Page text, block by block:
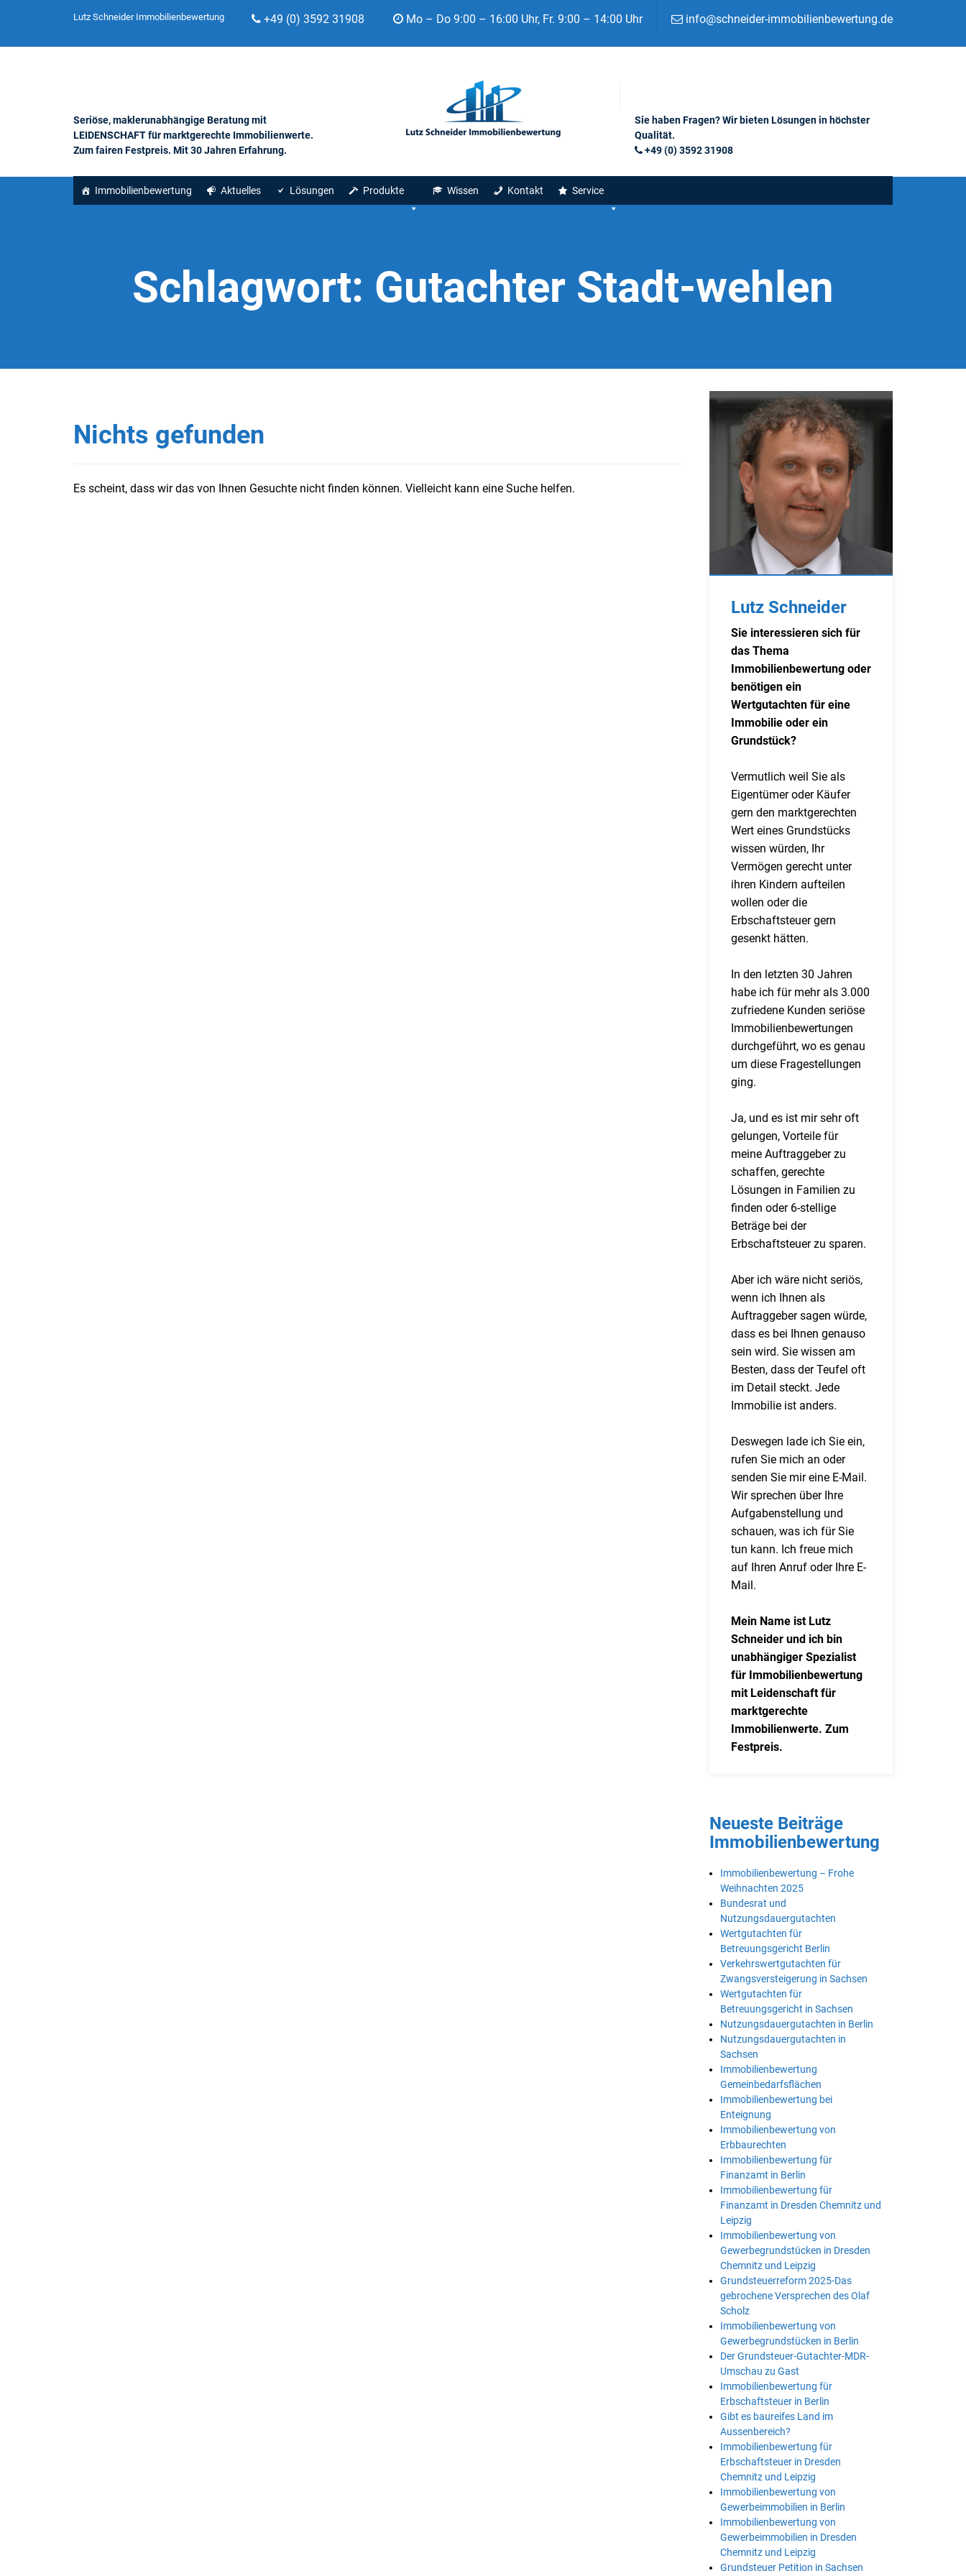
Lutz Schneider Immobilienbewertung +49 (0) 3592 31908 Mo – Do 9:00 – 16:00 Uhr, Fr. 9:00 – 14:00 Uhr info@schneider-immobilienbewertung.de
Seriöse, maklerunabhängige Beratung mit
LEIDENSCHAFT für marktgerechte Immobilienwerte.
Zum fairen Festpreis. Mit 30 Jahren Erfahrung.
Sie haben Fragen? Wir bieten Lösungen in höchster
Qualität.
+49 (0) 3592 31908
Immobilienbewertung Aktuelles Lösungen Produkte Wissen Kontakt Service
Schlagwort: Gutachter Stadt-wehlen
Nichts gefunden
Es scheint, dass wir das von Ihnen Gesuchte nicht finden können. Vielleicht kann eine Suche helfen.
Lutz Schneider
Sie interessieren sich für
das Thema
Immobilienbewertung oder
benötigen ein
Wertgutachten für eine
Immobilie oder ein
Grundstück?
Vermutlich weil Sie als
Eigentümer oder Käufer
gern den marktgerechten
Wert eines Grundstücks
wissen würden, Ihr
Vermögen gerecht unter
ihren Kindern aufteilen
wollen oder die
Erbschaftsteuer gern
gesenkt hätten.
In den letzten 30 Jahren
habe ich für mehr als 3.000
zufriedene Kunden seriöse
Immobilienbewertungen
durchgeführt, wo es genau
um diese Fragestellungen
ging.
Ja, und es ist mir sehr oft
gelungen, Vorteile für
meine Auftraggeber zu
schaffen, gerechte
Lösungen in Familien zu
finden oder 6-stellige
Beträge bei der
Erbschaftsteuer zu sparen.
Aber ich wäre nicht seriös,
wenn ich Ihnen als
Auftraggeber sagen würde,
dass es bei Ihnen genauso
sein wird. Sie wissen am
Besten, dass der Teufel oft
im Detail steckt. Jede
Immobilie ist anders.
Deswegen lade ich Sie ein,
rufen Sie mich an oder
senden Sie mir eine E-Mail.
Wir sprechen über Ihre
Aufgabenstellung und
schauen, was ich für Sie
tun kann. Ich freue mich
auf Ihren Anruf oder Ihre E-
Mail.
Mein Name ist Lutz
Schneider und ich bin
unabhängiger Spezialist
für Immobilienbewertung
mit Leidenschaft für
marktgerechte
Immobilienwerte. Zum
Festpreis.
Neueste Beiträge
Immobilienbewertung
Immobilienbewertung – Frohe
Weihnachten 2025
Bundesrat und
Nutzungsdauergutachten
Wertgutachten für
Betreuungsgericht Berlin
Verkehrswertgutachten für
Zwangsversteigerung in Sachsen
Wertgutachten für
Betreuungsgericht in Sachsen
Nutzungsdauergutachten in Berlin
Nutzungsdauergutachten in
Sachsen
Immobilienbewertung
Gemeinbedarfsflächen
Immobilienbewertung bei
Enteignung
Immobilienbewertung von
Erbbaurechten
Immobilienbewertung für
Finanzamt in Berlin
Immobilienbewertung für
Finanzamt in Dresden Chemnitz und
Leipzig
Immobilienbewertung von
Gewerbegrundstücken in Dresden
Chemnitz und Leipzig
Grundsteuerreform 2025-Das
gebrochene Versprechen des Olaf
Scholz
Immobilienbewertung von
Gewerbegrundstücken in Berlin
Der Grundsteuer-Gutachter-MDR-
Umschau zu Gast
Immobilienbewertung für
Erbschaftsteuer in Berlin
Gibt es baureifes Land im
Aussenbereich?
Immobilienbewertung für
Erbschaftsteuer in Dresden
Chemnitz und Leipzig
Immobilienbewertung von
Gewerbeimmobilien in Berlin
Immobilienbewertung von
Gewerbeimmobilien in Dresden
Chemnitz und Leipzig
Grundsteuer Petition in Sachsen